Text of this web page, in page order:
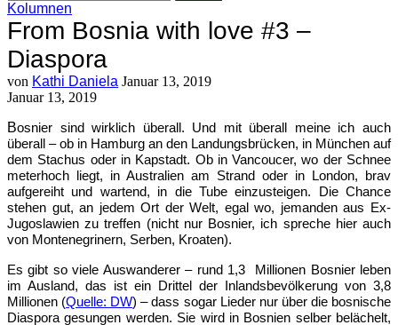
Kolumnen
From Bosnia with love #3 –
Diaspora
von Kathi Daniela Januar 13, 2019
Januar 13, 2019
Bosnier sind wirklich überall. Und mit überall meine ich auch
überall – ob in Hamburg an den Landungsbrücken, in München auf
dem Stachus oder in Kapstadt. Ob in Vancoucer, wo der Schnee
meterhoch liegt, in Australien am Strand oder in London, brav
aufgereiht und wartend, in die Tube einzusteigen. Die Chance
stehen gut, an jedem Ort der Welt, egal wo, jemanden aus Ex-
Jugoslawien zu treffen (nicht nur Bosnier, ich spreche hier auch
von Montenegrinern, Serben, Kroaten).
Es gibt so viele Auswanderer – rund 1,3 Millionen Bosnier leben
im Ausland, das ist ein Drittel der Inlandsbevölkerung von 3,8
Millionen (Quelle: DW) – dass sogar Lieder nur über die bosnische
Diaspora gesungen werden. Sie wird in Bosnien selber belächelt,